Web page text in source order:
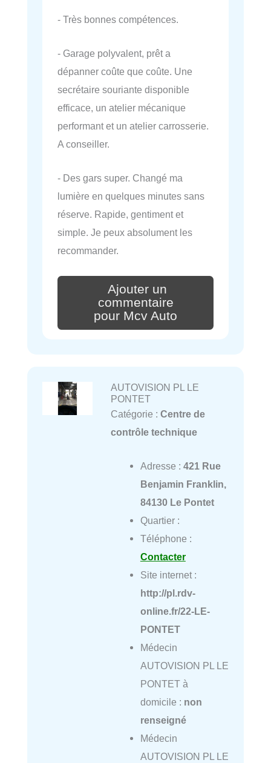
- Très bonnes compétences.
- Garage polyvalent, prêt a
dépanner coûte que coûte. Une
secrétaire souriante disponible
efficace, un atelier mécanique
performant et un atelier carrosserie.
A conseiller.
- Des gars super. Changé ma
lumière en quelques minutes sans
réserve. Rapide, gentiment et
simple. Je peux absolument les
recommander.
Ajouter un
commentaire
pour Mcv Auto
AUTOVISION PL LE
PONTET
Catégorie : Centre de
contrôle technique
Adresse : 421 Rue
Benjamin Franklin,
84130 Le Pontet
Quartier :
Téléphone :
Contacter
Site internet :
http://pl.rdv-
online.fr/22-LE-
PONTET
Médecin
AUTOVISION PL LE
PONTET à
domicile : non
renseigné
Médecin
AUTOVISION PL LE